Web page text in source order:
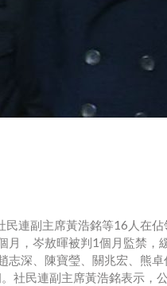
連副主席黃浩銘等16人在
，岑敖暉被判1個月監禁
深、陳寶瑩、關兆宏、熊
社民連副主席黃浩銘表示，